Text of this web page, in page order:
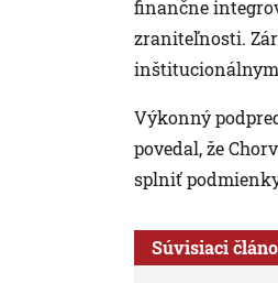
finančne
zraniteľnosti.
Výkonný
povedal, že
splniť
Súvisiaci